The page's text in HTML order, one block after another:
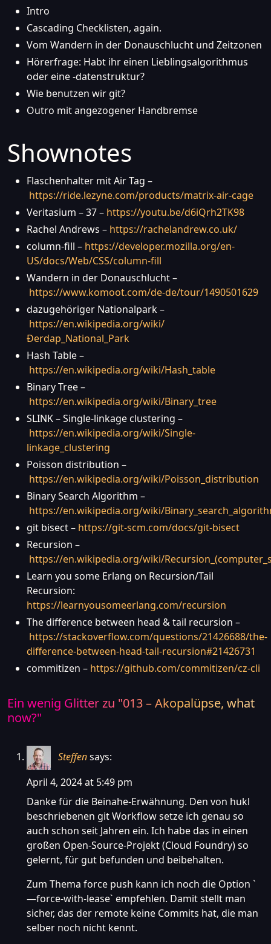
Intro
Cascading Checklisten, again.
Vom Wandern in der Donauschlucht und Zeitzonen
Hörerfrage: Habt ihr einen Lieblingsalgorithmus
oder eine -datenstruktur?
Wie benutzen wir git?
Outro mit angezogener Handbremse
Shownotes
Flaschenhalter mit Air Tag –
https://ride.lezyne.com/products/matrix-air-cage
Veritasium – 37 – https://youtu.be/d6iQrh2TK98
Rachel Andrews – https://rachelandrew.co.uk/
column-fill – https://developer.mozilla.org/en-
US/docs/Web/CSS/column-fill
Wandern in der Donauschlucht –
https://www.komoot.com/de-de/tour/1490501629
dazugehöriger Nationalpark –
https://en.wikipedia.org/wiki/
Đerdap_National_Park
Hash Table –
https://en.wikipedia.org/wiki/Hash_table
Binary Tree –
https://en.wikipedia.org/wiki/Binary_tree
SLINK – Single-linkage clustering –
https://en.wikipedia.org/wiki/Single-
linkage_clustering
Poisson distribution –
https://en.wikipedia.org/wiki/Poisson_distribution
Binary Search Algorithm –
https://en.wikipedia.org/wiki/
git bisect – https://git-scm.com/docs/git-bisect
Recursion –
https://en.wikipedia.org/wiki/
Learn you some Erlang on Recursion/Tail
Recursion:
https://learnyousomeerlang.com/recursion
The difference between head & tail recursion –
https://stackoverflow.com/questions/21426688/the-
difference-between-head-tail-recursion#21426731
commitizen – https://github.com/commitizen/cz-cli
Ein wenig Glitter zu "013 – Akopalüpse, what
now?"
Steffensays:
April 4, 2024 at 5:49 pm
Danke für die Beinahe-Erwähnung. Den von hukl
beschriebenen git Workflow setze ich genau so
auch schon seit Jahren ein. Ich habe das in einen
großen Open-Source-Projekt (Cloud Foundry) so
gelernt, für gut befunden und beibehalten.
Zum Thema force push kann ich noch die Option `
—force-with-lease` empfehlen. Damit stellt man
sicher, das der remote keine Commits hat, die man
selber noch nicht kennt.